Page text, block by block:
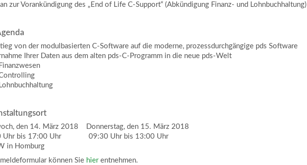
zur Vorankündigung des „End of Life C-Support“ (Abkündigung Finanz- und Lohnbuchhaltung)
von der modulbasierten C-Software auf die moderne, prozessdurchgängige pds Software
Ihrer Daten aus dem alten pds-C-Programm in die neue pds-Welt
den 14. März 2018 Donnerstag, den 15. März 2018
Uhr bis 17:00 Uhr 09:30 Uhr bis 13:00 Uhr
in Homburg
können Sie hierentnehmen.